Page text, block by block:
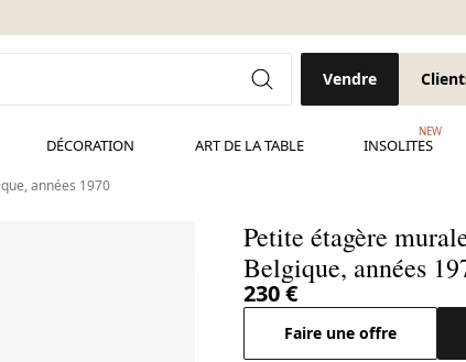
Vendre
DÉCORATION ART DE LA TABLE INSOLITES
NEW
années 1970
Petite étagère
Belgique, années
230 €
Faire une offre